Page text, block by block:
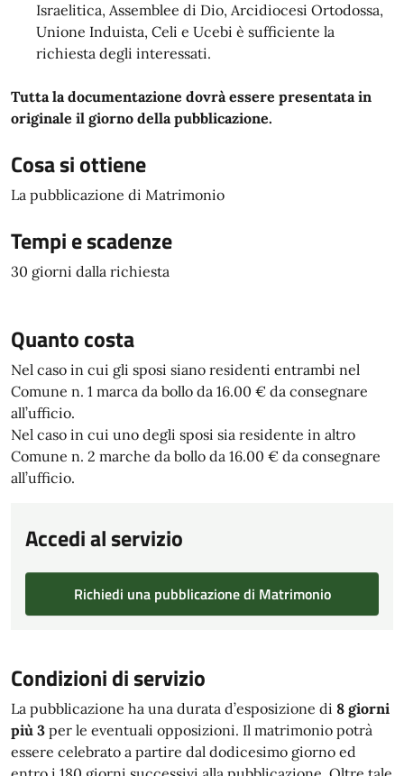
Israelitica, Assemblee di Dio, Arcidiocesi Ortodossa,
Unione Induista, Celi e Ucebi è sufficiente la
richiesta degli interessati.
Tutta la documentazione dovrà essere presentata in
originale il giorno della pubblicazione.
Cosa si ottiene
La pubblicazione di Matrimonio
Tempi e scadenze
30 giorni dalla richiesta
Quanto costa
Nel caso in cui gli sposi siano residenti entrambi nel
Comune n. 1 marca da bollo da 16.00 € da consegnare
all’ufficio.
Nel caso in cui uno degli sposi sia residente in altro
Comune n. 2 marche da bollo da 16.00 € da consegnare
all’ufficio.
Accedi al servizio
Richiedi una pubblicazione di Matrimonio
Condizioni di servizio
La pubblicazione ha una durata d’esposizione di 8 giorni
più 3 per le eventuali opposizioni. Il matrimonio potrà
essere celebrato a partire dal dodicesimo giorno ed